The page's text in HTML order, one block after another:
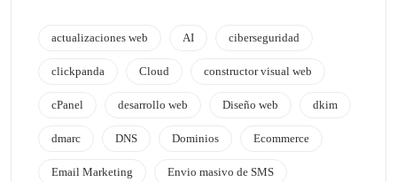
actualizaciones web AI ciberseguridad
clickpanda Cloud constructor visual web
cPanel desarrollo web Diseño web dkim
dmarc DNS Dominios Ecommerce
Email Marketing Envio masivo de SMS